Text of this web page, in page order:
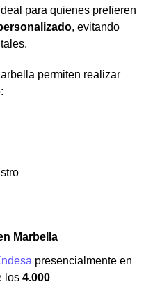
para quienes prefieren
, evitando
permiten realizar
Marbella
presencialmente en
los 4.000